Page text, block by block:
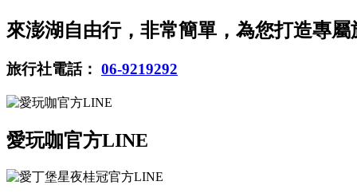
來澎湖自由行，非常簡單，為您打造專屬
旅行社電話： 06-9219292
愛玩咖官方LINE